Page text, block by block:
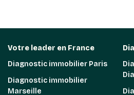
Votre leader en France
Diagnostic immobilier Paris
Diagnostic immobilier
Marseille